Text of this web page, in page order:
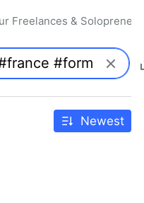
Freelances &
Newest